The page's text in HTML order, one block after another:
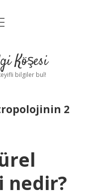
Köşesi
bilgiler bul!
2
nedir?